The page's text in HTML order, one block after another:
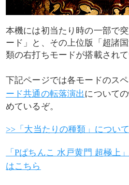
本機には初当たり時の一部で
ード」と、その上位版「超諸
類の右打ちモードが搭載されて
下記ページでは各モードのスペ
ード共通の転落演出について
めているぞ。
>>「大当たりの種類」につい
「Pぱちんこ 水戸黄門 超極上
はこちら